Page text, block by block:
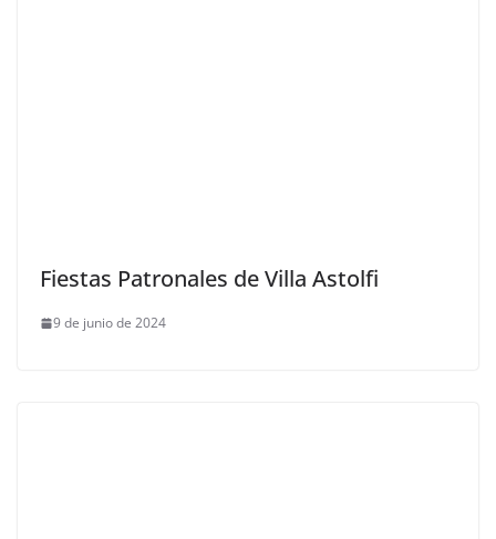
Fiestas Patronales de Villa Astolfi
9 de junio de 2024